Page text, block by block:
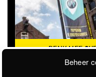
Beheer
DENK MEE